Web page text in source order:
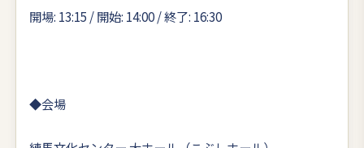
開場: 13:15 / 開始: 14:00 / 終了: 16:30
◆会場